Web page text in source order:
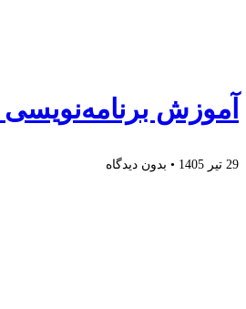
آموزش برنامه‌نویسی C++ از صفر
29 تیر 1405 بدون دیدگاه